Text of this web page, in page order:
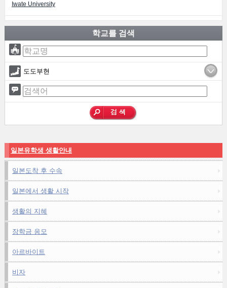
Iwate University
학교를 검색
도도부현
일본유학생 생활안내
일본도착 후 수속
일본에서 생활 시작
생활의 지혜
장학금 응모
아르바이트
비자